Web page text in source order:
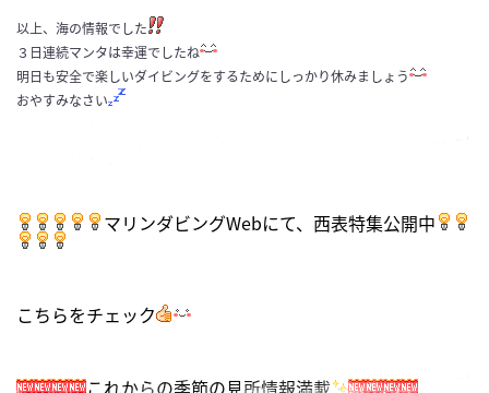
以上、海の情報でした
３日連続マンタは幸運でしたね
明日も安全で楽しいダイビングをするためにしっかり休みましょう
おやすみなさい
マリンダビングWebにて、西表特集公開中
こちらをチェック
これからの季節の見所情報満載